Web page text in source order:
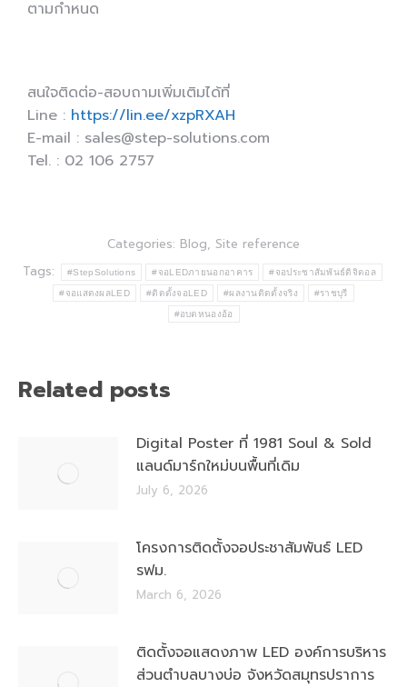
ตามกำหนด
สนใจติดต่อ-สอบถามเพิ่มเติมได้ที่
Line : https://lin.ee/xzpRXAH
E-mail : sales@step-solutions.com
Tel. : 02 106 2757
Categories: Blog, Site reference
Tags:
#StepSolutions #จอLEDภายนอกอาคาร #จอประชาสัมพันธ์ดิจิตอล
#จอแสดงผลLED #ติดตั้งจอLED #ผลงานติดตั้งจริง #ราชบุรี
#อบตหนองอ้อ
Related posts
Digital Poster ที่ 1981 Soul & Sold
แลนด์มาร์กใหม่บนพื้นที่เดิม
July 6, 2026
โครงการติดตั้งจอประชาสัมพันธ์ LED
รฟม.
March 6, 2026
ติดตั้งจอแสดงภาพ LED องค์การบริหาร
ส่วนตำบลบางบ่อ จังหวัดสมุทรปราการ